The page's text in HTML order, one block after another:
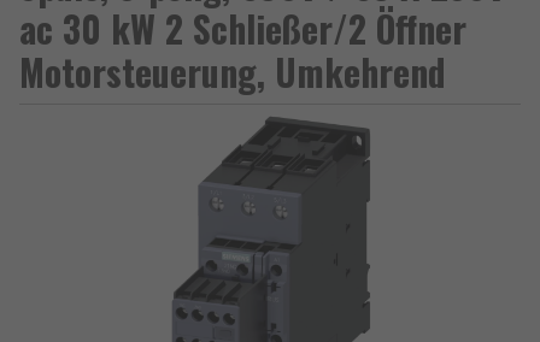
ac 30 kW 2 Schließer/2 Öffner
Motorsteuerung, Umkehrend